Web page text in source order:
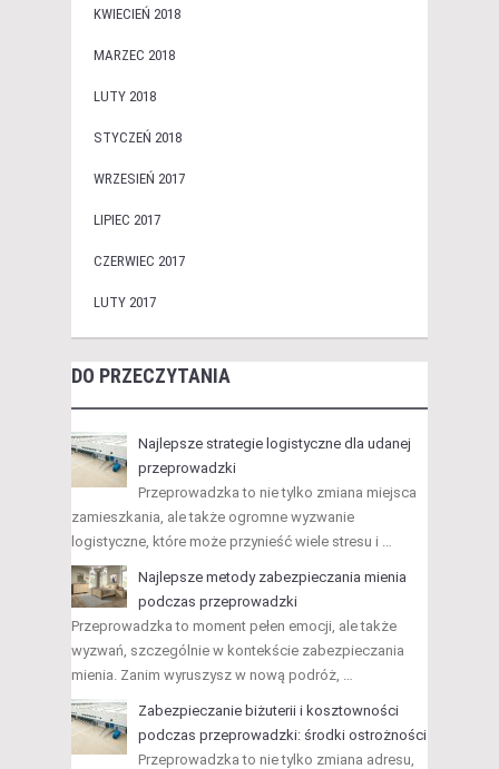
KWIECIEŃ 2018
MARZEC 2018
LUTY 2018
STYCZEŃ 2018
WRZESIEŃ 2017
LIPIEC 2017
CZERWIEC 2017
LUTY 2017
DO PRZECZYTANIA
Najlepsze strategie logistyczne dla udanej
przeprowadzki
Przeprowadzka to nie tylko zmiana miejsca
zamieszkania, ale także ogromne wyzwanie
logistyczne, które może przynieść wiele stresu i …
Najlepsze metody zabezpieczania mienia
podczas przeprowadzki
Przeprowadzka to moment pełen emocji, ale także
wyzwań, szczególnie w kontekście zabezpieczania
mienia. Zanim wyruszysz w nową podróż, …
Zabezpieczanie biżuterii i kosztowności
podczas przeprowadzki: środki ostrożności
Przeprowadzka to nie tylko zmiana adresu,